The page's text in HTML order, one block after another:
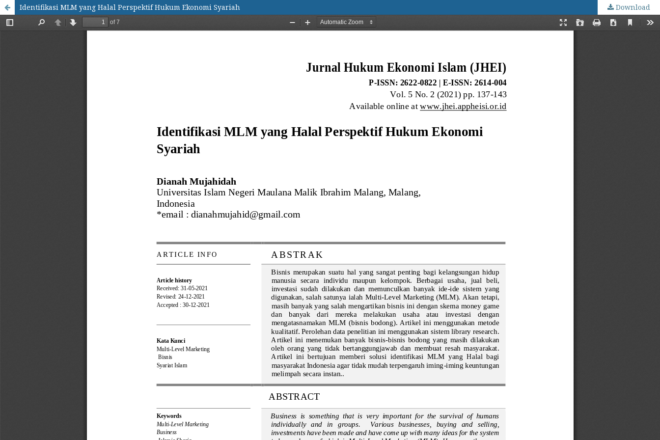
Identifikasi MLM yang Halal Perspektif Hukum Ekonomi Syariah Download